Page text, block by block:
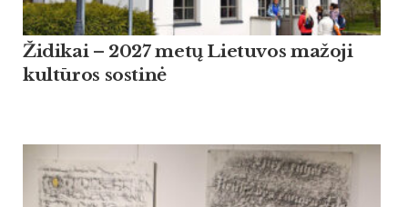
Židikai – 2027 metų Lietuvos mažoji
kultūros sostinė